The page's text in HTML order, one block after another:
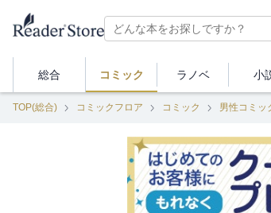
総合 コミック ラノベ 小
TOP(総合) コミックフロア コミック 男性コミッ